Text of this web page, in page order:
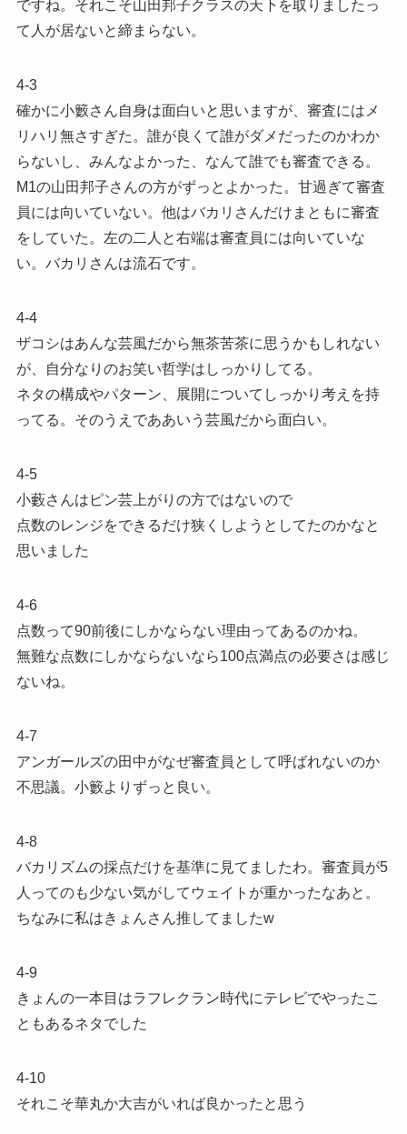
ですね。それこそ山田邦子クラスの天下を取りましたっ
て人が居ないと締まらない。
4-3
確かに小籔さん自身は面白いと思いますが、審査にはメ
リハリ無さすぎた。誰が良くて誰がダメだったのかわか
らないし、みんなよかった、なんて誰でも審査できる。
M1の山田邦子さんの方がずっとよかった。甘過ぎて審査
員には向いていない。他はバカリさんだけまともに審査
をしていた。左の二人と右端は審査員には向いていな
い。バカリさんは流石です。
4-4
ザコシはあんな芸風だから無茶苦茶に思うかもしれない
が、自分なりのお笑い哲学はしっかりしてる。
ネタの構成やパターン、展開についてしっかり考えを持
ってる。そのうえでああいう芸風だから面白い。
4-5
小藪さんはピン芸上がりの方ではないので
点数のレンジをできるだけ狭くしようとしてたのかなと
思いました
4-6
点数って90前後にしかならない理由ってあるのかね。
無難な点数にしかならないなら100点満点の必要さは感じ
ないね。
4-7
アンガールズの田中がなぜ審査員として呼ばれないのか
不思議。小籔よりずっと良い。
4-8
バカリズムの採点だけを基準に見てましたわ。審査員が5
人ってのも少ない気がしてウェイトが重かったなあと。
ちなみに私はきょんさん推してましたw
4-9
きょんの一本目はラフレクラン時代にテレビでやったこ
ともあるネタでした
4-10
それこそ華丸か大吉がいれば良かったと思う